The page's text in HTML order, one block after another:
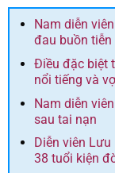
Nam diễn
đau buồn tiễn
Điều đặc biệt
nổi tiếng và
Nam diễn
sau tai nạn
Diễn viên
38 tuổi kiện